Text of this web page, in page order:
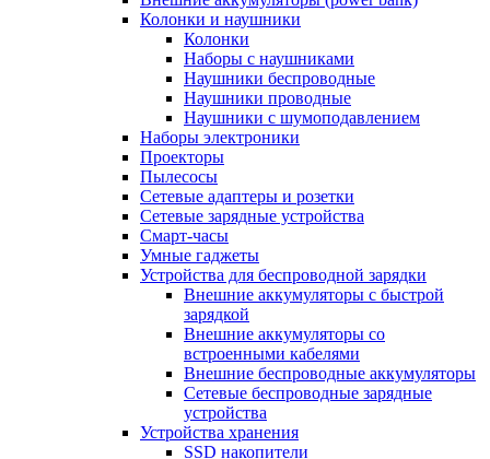
Колонки и наушники
Колонки
Наборы с наушниками
Наушники беспроводные
Наушники проводные
Наушники с шумоподавлением
Наборы электроники
Проекторы
Пылесосы
Сетевые адаптеры и розетки
Сетевые зарядные устройства
Смарт-часы
Умные гаджеты
Устройства для беспроводной зарядки
Внешние аккумуляторы с быстрой
зарядкой
Внешние аккумуляторы со
встроенными кабелями
Внешние беспроводные аккумуляторы
Сетевые беспроводные зарядные
устройства
Устройства хранения
SSD накопители